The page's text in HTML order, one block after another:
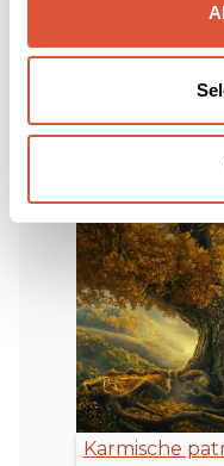
Niet via
weg te nemen
overhoudt wat
Karmische